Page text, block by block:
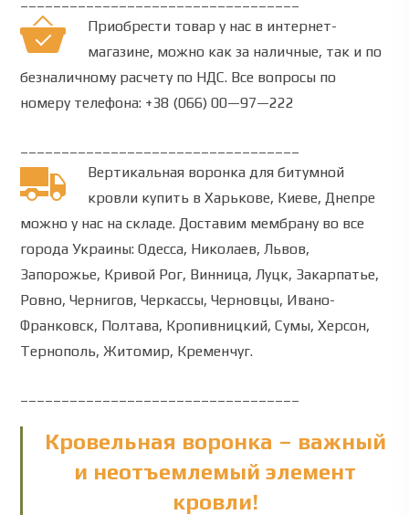
Приобрести товар у нас в интернет-
магазине, можно как за наличные, так и по
безналичному расчету по НДС. Все вопросы по
номеру телефона: +38 (066) 00—97—222
Вертикальная воронка для битумной
кровли купить в Харькове, Киеве, Днепре
можно у нас на складе. Доставим мембрану во все
города Украины: Одесса, Николаев, Львов,
Запорожье, Кривой Рог, Винница, Луцк, Закарпатье,
Ровно, Чернигов, Черкассы, Черновцы, Ивано-
Франковск, Полтава, Кропивницкий, Сумы, Херсон,
Тернополь, Житомир, Кременчуг.
Кровельная воронка – важный
и неотъемлемый элемент
кровли!